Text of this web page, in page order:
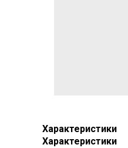
Характеристики
Характеристики